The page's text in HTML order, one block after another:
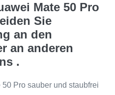
Mate 50 Pro
Sie
an den
an anderen
.
Pro sauber und staubfrei